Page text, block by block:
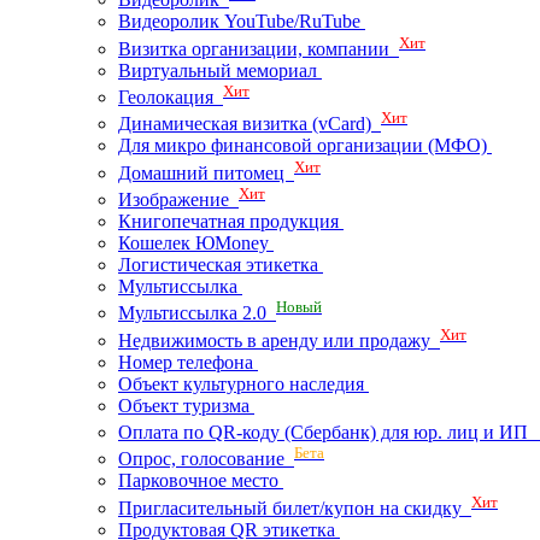
Видеоролик YouTube/RuTube
Визитка организации, компании Хит
Виртуальный мемориал
Геолокация Хит
Динамическая визитка (vCard) Хит
Для микро финансовой организации (МФО)
Домашний питомец Хит
Изображение Хит
Книгопечатная продукция
Кошелек ЮMoney
Логистическая этикетка
Мультиссылка
Мультиссылка 2.0 Новый
Недвижимость в аренду или продажу Хит
Номер телефона
Объект культурного наследия
Объект туризма
Оплата по QR-коду (Сбербанк) для юр. лиц и ИП
Опрос, голосование Бета
Парковочное место
Пригласительный билет/купон на скидку Хит
Продуктовая QR этикетка